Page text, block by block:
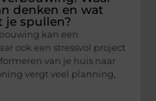
denken en wat
je spullen?
kan een
ook een stressvol project
van je huis naar
vergt veel planning,